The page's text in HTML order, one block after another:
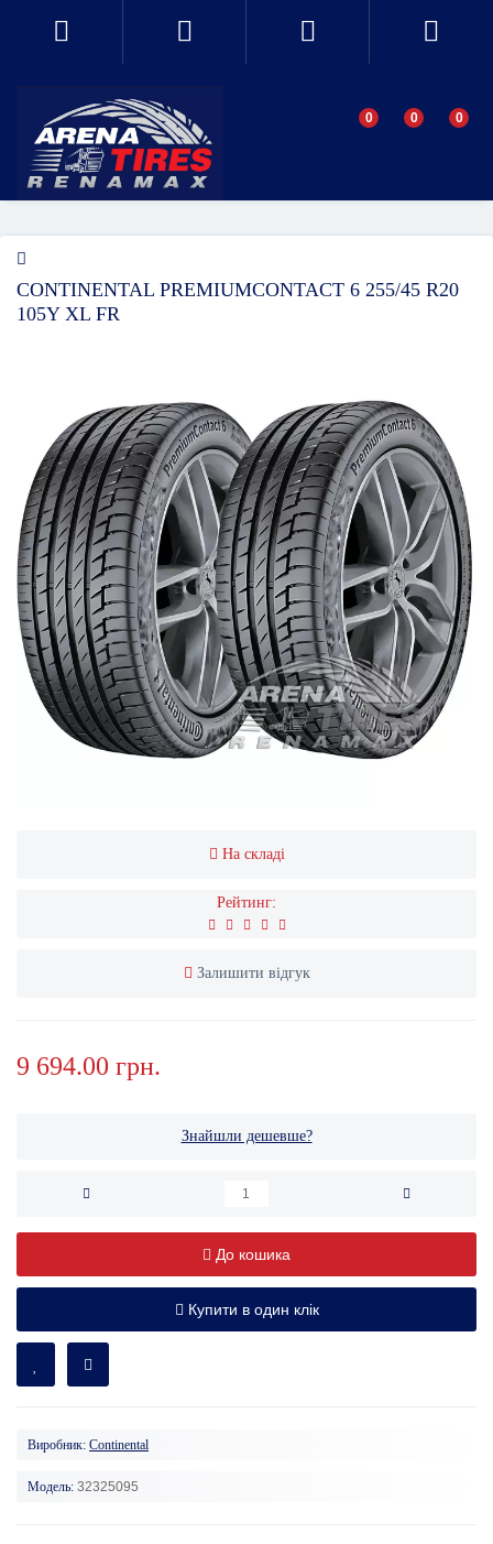
0 0 0
CONTINENTAL PREMIUMCONTACT 6 255/45 R20
105Y XL FR
На складі
Рейтинг:
Залишити відгук
9 694.00 грн.
Знайшли дешевше?
До кошика
Купити в один клік
Виробник: Continental
Модель: 32325095